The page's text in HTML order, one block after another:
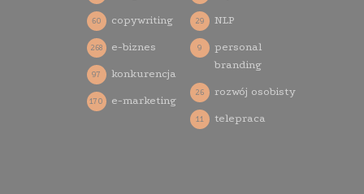
copywriting
60
e-biznes
268
konkurencja
97
e-marketing
170
NLP
29
personal
branding
9
rozwój osobisty
26
telepraca
11